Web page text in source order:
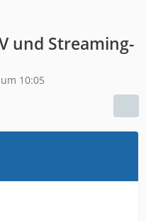
und Streaming-
10:05